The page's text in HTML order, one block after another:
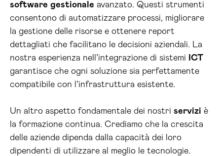
software gestionale avanzato. Questi strumenti
consentono di automatizzare processi, migliorare
la gestione delle risorse e ottenere report
dettagliati che facilitano le decisioni aziendali. La
nostra esperienza nell’integrazione di sistemi
ICT
garantisce che ogni soluzione sia perfettamente
compatibile con l’infrastruttura esistente.
Un altro aspetto fondamentale dei nostri servizi è
la formazione continua. Crediamo che la crescita
delle aziende dipenda dalla capacità dei loro
dipendenti di utilizzare al meglio le tecnologie.